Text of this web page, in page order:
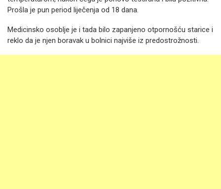
Prošla je pun period liječenja od 18 dana.
Medicinsko osoblje je i tada bilo zapanjeno otpornošću starice i
reklo da je njen boravak u bolnici najviše iz predostrožnosti.